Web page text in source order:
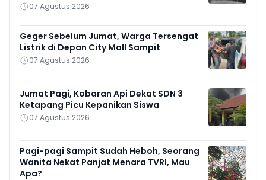
07 Agustus 2026
Geger Sebelum Jumat, Warga Tersengat
Listrik di Depan City Mall Sampit
07 Agustus 2026
Jumat Pagi, Kobaran Api Dekat SDN 3
Ketapang Picu Kepanikan Siswa
07 Agustus 2026
Pagi-pagi Sampit Sudah Heboh, Seorang
Wanita Nekat Panjat Menara TVRI, Mau
Apa?